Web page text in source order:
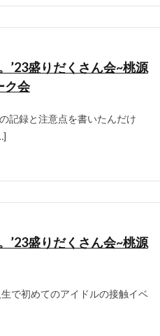
’23盛りだくさん会~桃源
ク会
記録と注意点を書いたんだけ
’23盛りだくさん会~桃源
で初めてのアイドルの接触イベ